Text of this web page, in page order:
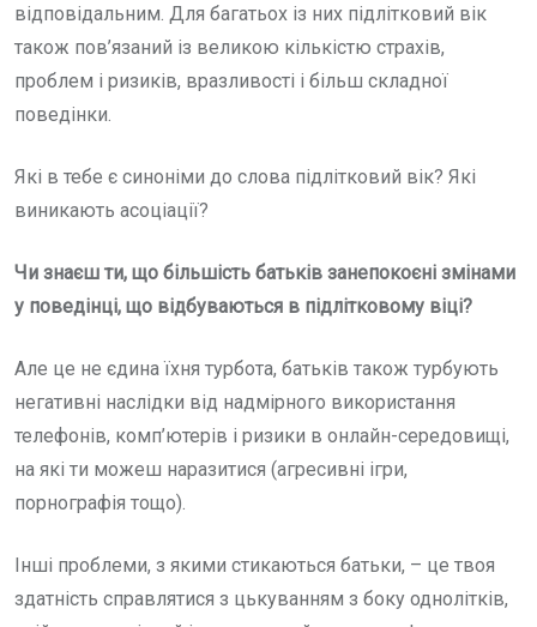
відповідальним. Для багатьох із них підлітковий вік
також пов’язаний із великою кількістю страхів,
проблем і ризиків, вразливості і більш складної
поведінки.
Які в тебе є синоніми до слова підлітковий вік? Які
виникають асоціації?
Чи знаєш ти, що більшість батьків занепокоєні змінами
у поведінці, що відбуваються в підлітковому віці?
Але це не єдина їхня турбота, батьків також турбують
негативні наслідки від надмірного використання
телефонів, комп’ютерів і ризики в онлайн-середовищі,
на які ти можеш наразитися (агресивні ігри,
порнографія тощо).
Інші проблеми, з якими стикаються батьки, – це твоя
здатність справлятися з цькуванням з боку однолітків,